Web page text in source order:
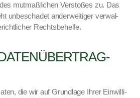
mut­maßlichen Ver­stoßes zu. Das
unbeschadet ander­weit­iger ver­wal­
Rechts­be­helfe.
die wir auf Grund­lage Ihrer Ein­willi­